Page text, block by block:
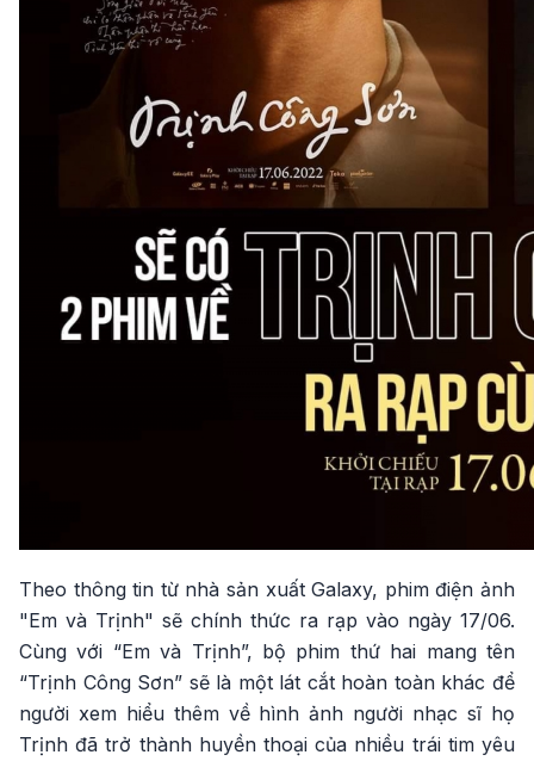
Theo thông tin từ nhà sản xuất Galaxy, phim điện ảnh
"Em và Trịnh" sẽ chính thức ra rạp vào ngày 17/06.
Cùng với “Em và Trịnh”, bộ phim thứ hai mang tên
“Trịnh Công Sơn” sẽ là một lát cắt hoàn toàn khác để
người xem hiểu thêm về hình ảnh người nhạc sĩ họ
Trịnh đã trở thành huyền thoại của nhiều trái tim yêu